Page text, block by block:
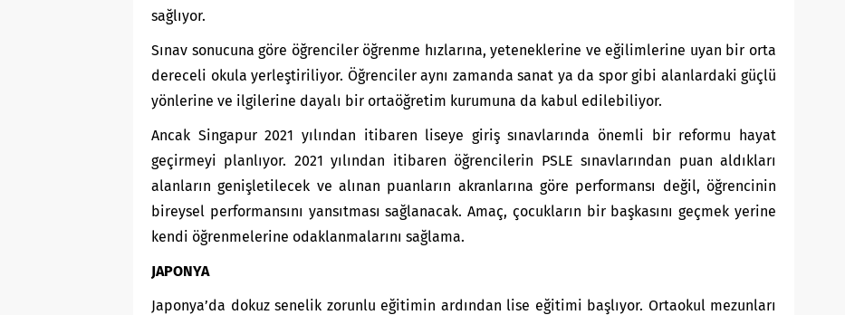
sağlıyor.
Sınav sonucuna göre öğrenciler öğrenme hızlarına, yeteneklerine ve eğilimlerine uyan bir orta
dereceli okula yerleştiriliyor. Öğrenciler aynı zamanda sanat ya da spor gibi alanlardaki güçlü
yönlerine ve ilgilerine dayalı bir ortaöğretim kurumuna da kabul edilebiliyor.
Ancak Singapur 2021 yılından itibaren liseye giriş sınavlarında önemli bir reformu hayat
geçirmeyi planlıyor. 2021 yılından itibaren öğrencilerin PSLE sınavlarından puan aldıkları
alanların genişletilecek ve alınan puanların akranlarına göre performansı değil, öğrencinin
bireysel performansını yansıtması sağlanacak. Amaç, çocukların bir başkasını geçmek yerine
kendi öğrenmelerine odaklanmalarını sağlama.
JAPONYA
Japonya’da dokuz senelik zorunlu eğitimin ardından lise eğitimi başlıyor. Ortaokul mezunları